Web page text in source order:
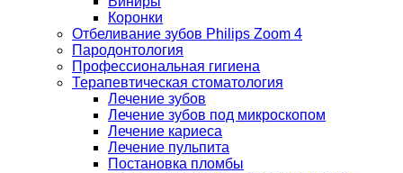
Коронки
Отбеливание зубов Philips Zoom 4
Пародонтология
Профессиональная гигиена
Терапевтическая стоматология
Лечение зубов
Лечение зубов под микроскопом
Лечение кариеса
Лечение пульпита
Постановка пломбы